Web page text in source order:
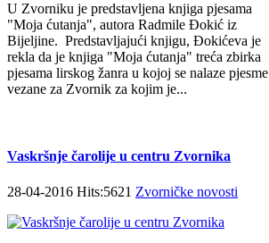
U Zvorniku je predstavljena knjiga pjesama
"Moja ćutanja", autora Radmile Đokić iz
Bijeljine. Predstavljajući knjigu, Đokićeva je
rekla da je knjiga "Moja ćutanja" treća zbirka
pjesama lirskog žanra u kojoj se nalaze pjesme
vezane za Zvornik za kojim je...
Vaskršnje čarolije u centru Zvornika
28-04-2016 Hits:5621 Zvorničke novosti